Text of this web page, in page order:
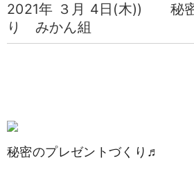
2021年 ３月 4日(木)) 秘密
り みかん組
秘密のプレゼントづくり♬